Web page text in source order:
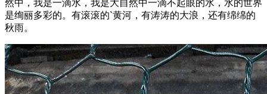
然中，我是一滴水，我是大自然中一滴不起眼的水，水的世界
是绚丽多彩的。有滚滚的`黄河，有涛涛的大浪，还有绵绵的
秋雨。